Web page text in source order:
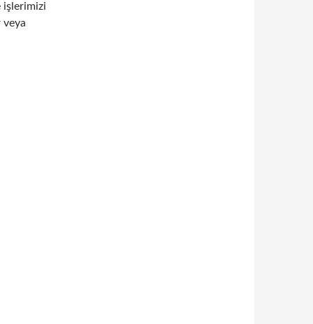
işlerimizi
veya
ticari faaliyetlerinde karşılaştığı problemleri çözme